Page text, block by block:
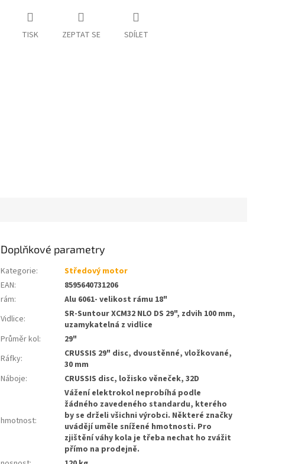
TISK ZEPTAT SE SDÍLET
Doplňkové parametry
Kategorie:
Středový motor
EAN:
8595640731206
rám:
Alu 6061- velikost rámu 18"
Vidlice:
SR-Suntour XCM32 NLO DS 29", zdvih 100 mm,
uzamykatelná z vidlice
Průměr kol:
29"
Ráfky:
CRUSSIS 29" disc, dvoustěnné, vložkované,
30 mm
Náboje: CRUSSIS disc, ložisko věneček, 32D
hmotnost:
Vážení elektrokol neprobíhá podle
žádného zavedeného standardu, kterého
by se drželi všichni výrobci. Některé značky
uvádějí uměle snížené hmotnosti. Pro
zjištění váhy kola je třeba nechat ho zvážit
přímo na prodejně.